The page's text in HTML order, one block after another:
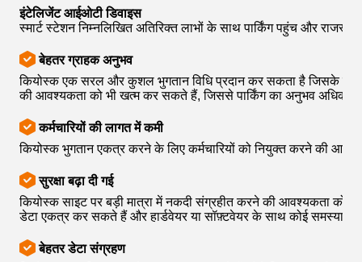
इंटेलिजेंट आईओटी डिवाइस
स्मार्ट स्टेशन निम्नलिखित अतिरिक्त लाभों के साथ पार्किंग पहुंच और
बेहतर ग्राहक अनुभव
कियोस्क एक सरल और कुशल भुगतान विधि प्रदान कर सकता है जिसके
की आवश्यकता को भी खत्म कर सकते हैं, जिससे पार्किंग का अनुभव अधिक
कर्मचारियों की लागत में कमी
कियोस्क भुगतान एकत्र करने के लिए कर्मचारियों को नियुक्त करने की
सुरक्षा बढ़ा दी गई
कियोस्क साइट पर बड़ी मात्रा में नकदी संग्रहीत करने की आवश्यकता को
डेटा एकत्र कर सकते हैं और हार्डवेयर या सॉफ़्टवेयर के साथ कोई समस्या
बेहतर डेटा संग्रहण